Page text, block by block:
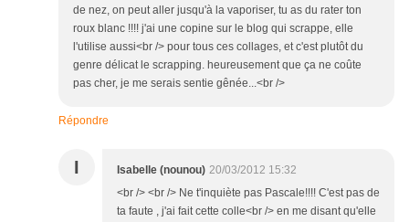
de nez, on peut aller jusqu'à la vaporiser, tu as du rater ton
roux blanc !!!! j'ai une copine sur le blog qui scrappe, elle
l'utilise aussi<br /> pour tous ces collages, et c'est plutôt du
genre délicat le scrapping. heureusement que ça ne coûte
pas cher, je me serais sentie gênée...<br />
Répondre
I Isabelle (nounou) 20/03/2012 15:32
<br /> <br /> Ne t'inquiète pas Pascale!!!! C'est pas de
ta faute , j'ai fait cette colle<br /> en me disant qu'elle